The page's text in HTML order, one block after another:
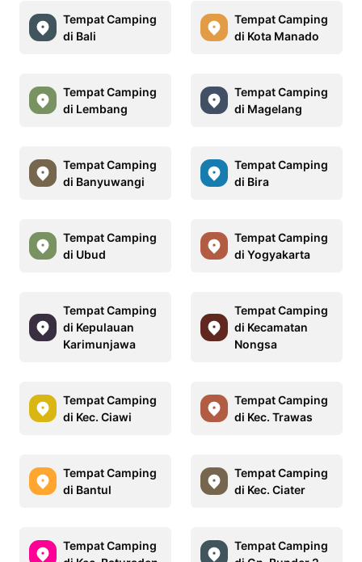
Tempat Camping
di Bali
Tempat Camping
di Kota Manado
Tempat Camping
di Lembang
Tempat Camping
di Magelang
Tempat Camping
di Banyuwangi
Tempat Camping
di Bira
Tempat Camping
di Ubud
Tempat Camping
di Yogyakarta
Tempat Camping
di Kepulauan
Karimunjawa
Tempat Camping
di Kecamatan
Nongsa
Tempat Camping
di Kec. Ciawi
Tempat Camping
di Kec. Trawas
Tempat Camping
di Bantul
Tempat Camping
di Kec. Ciater
Tempat Camping
Tempat Camping